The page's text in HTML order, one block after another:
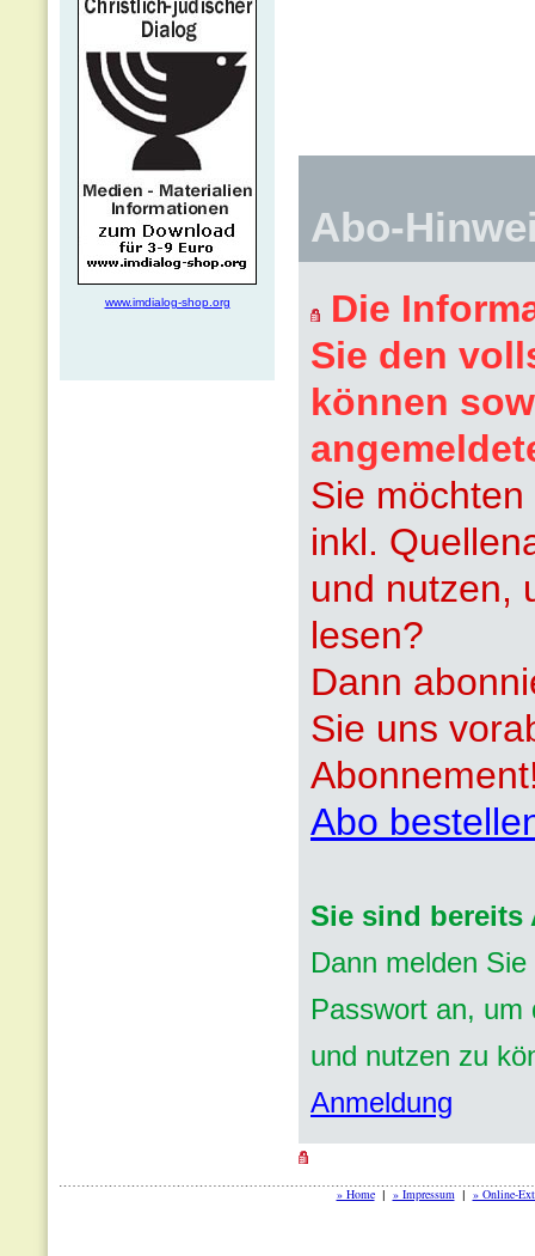
www.imdialog-shop.org
Abo-
Die
Sie den
können
Sie
inkl.
und nutzen,
lesen?
Dann
Sie uns
Abo
Sie sind bereits
Dann melden
Passwort an, um
und nutzen zu
Anmeldung
» Home | » Impressum | » Online-